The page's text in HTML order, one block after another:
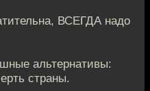
ВСЕГДА надо
альтернативы:
страны.